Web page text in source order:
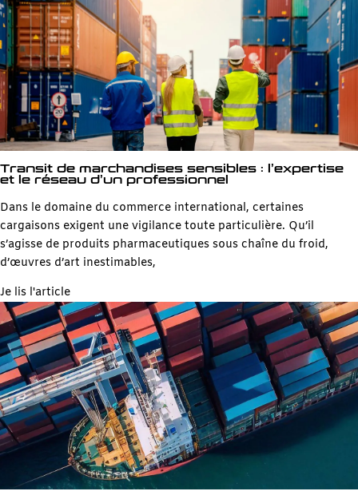
Transit de marchandises sensibles : l’expertise
et le réseau d’un professionnel
Dans le domaine du commerce international, certaines
cargaisons exigent une vigilance toute particulière. Qu’il
s’agisse de produits pharmaceutiques sous chaîne du froid,
d’œuvres d’art inestimables,
Je lis l'article